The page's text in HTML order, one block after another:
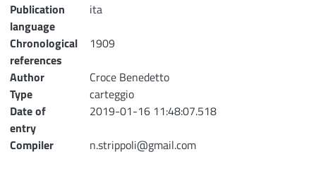
Publication
language
ita
Chronological
references
1909
Author
Croce Benedetto
Type
carteggio
Date of
entry
2019-01-16 11:48:07.518
Compiler
n.strippoli@gmail.com